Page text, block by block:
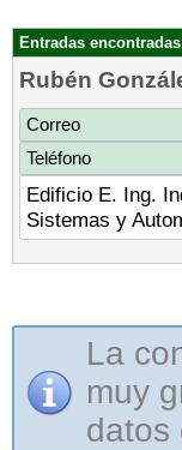
Entradas
Rubén
Correo
Teléfono
Edificio E. Ing.
Sistemas y
La
muy
datos